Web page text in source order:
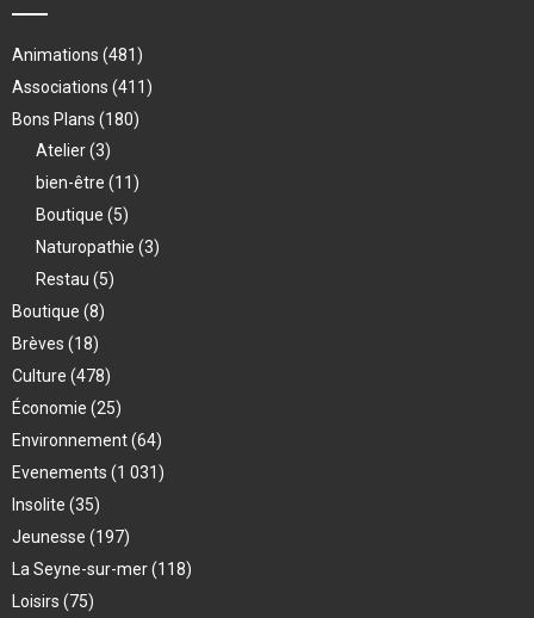
Animations (481)
Associations (411)
Bons Plans (180)
Atelier(3)
bien-être (11)
Boutique (5)
Naturopathie (3)
Restau (5)
Boutique (8)
Brèves (18)
Culture (478)
Économie (25)
Environnement(64)
Evenements (1 031)
Insolite (35)
Jeunesse (197)
La Seyne-sur-mer(118)
Loisirs (75)